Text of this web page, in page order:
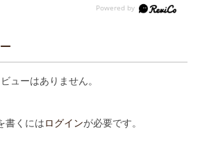
ューはありません。
書くにはログインが必要です。